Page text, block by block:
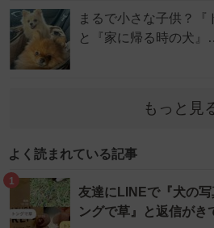
まるで小さな子供？『
と『家に帰る時の犬』
もっと見
よく読まれている記事
1
友達にLINEで『犬の
ングで草』と返信がき